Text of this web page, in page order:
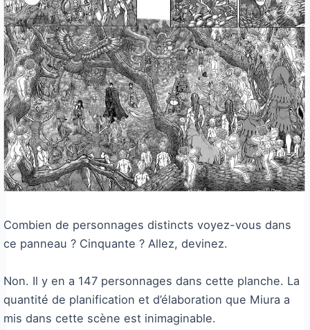
Combien de personnages distincts voyez-vous dans
ce panneau ? Cinquante ? Allez, devinez.
Non. Il y en a 147 personnages dans cette planche. La
quantité de planification et d’élaboration que Miura a
mis dans cette scène est inimaginable.